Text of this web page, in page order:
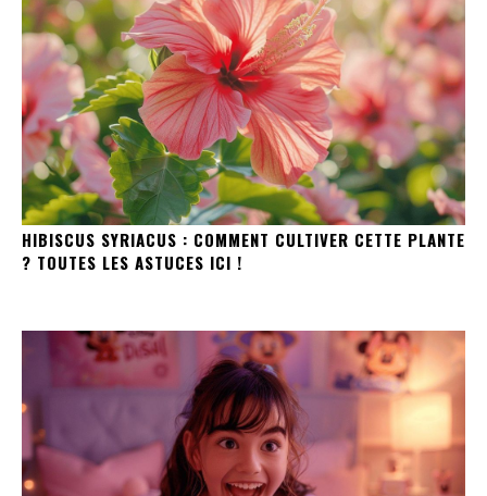
HIBISCUS SYRIACUS : COMMENT CULTIVER CETTE PLANTE
? TOUTES LES ASTUCES ICI !